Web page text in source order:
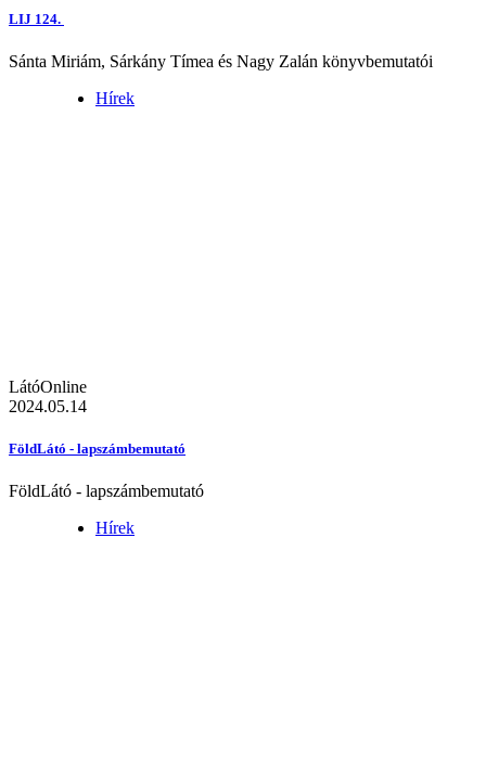
LIJ 124.
Sánta Miriám, Sárkány Tímea és Nagy Zalán könyvbemutatói
Hírek
LátóOnline
2024.05.14
FöldLátó - lapszámbemutató
FöldLátó - lapszámbemutató
Hírek